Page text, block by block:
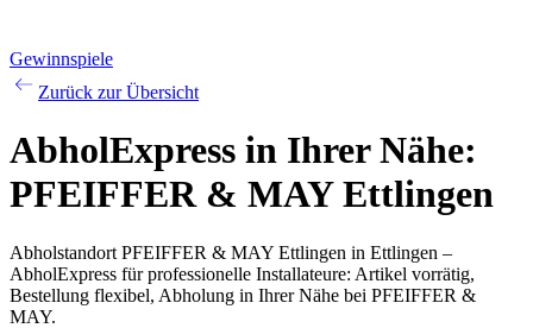
Gewinnspiele
Zurück zur Übersicht
AbholExpress in Ihrer Nähe:
PFEIFFER & MAY Ettlingen
Abholstandort PFEIFFER & MAY Ettlingen in Ettlingen –
AbholExpress für professionelle Installateure: Artikel vorrätig,
Bestellung flexibel, Abholung in Ihrer Nähe bei PFEIFFER &
MAY.